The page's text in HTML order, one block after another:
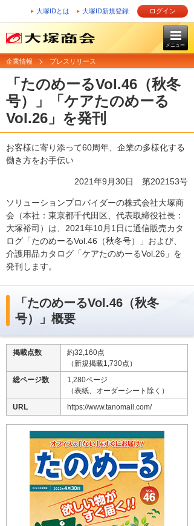
大塚IDとは 大塚ID新規登録 ログイン
メニュー
企業情報 プレスリリース
「たのめーるVol.46（秋冬
号）」「ケアたのめーる
Vol.26」を発刊
お客様に寄り添って60周年、企業の多様化する
働き方をお手伝い
2021年9月30日 第202153号
ソリューションプロバイダーの株式会社大塚商
会（本社：東京都千代田区、代表取締役社長：
大塚裕司）は、2021年10月1日に通信販売カタ
ログ「たのめーるVol.46（秋冬号）」および、
介護用品カタログ「ケアたのめーるVol.26」を
発刊します。
「たのめーるVol.46（秋冬
号）」概要
掲載点数
約32,160点
（新規掲載1,730点）
総ページ数
1,280ページ
（表紙、オーダーシート除く）
URL
https://www.tanomail.com/